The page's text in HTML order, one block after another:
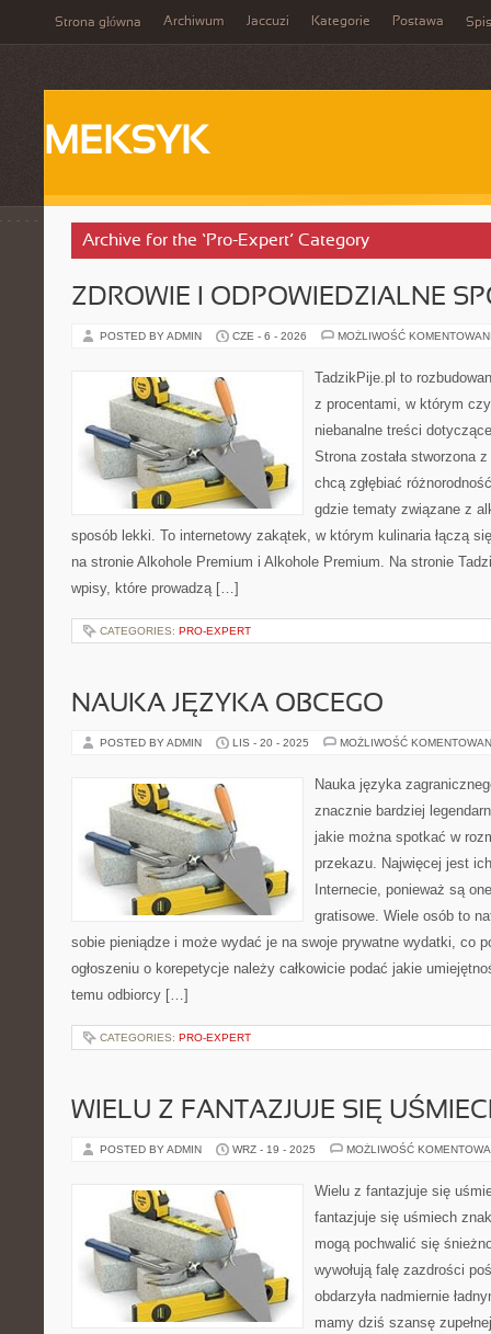
Strona główna Archiwum Jaccuzi Kategorie Postawa
MEKSYK
Archive for the ‘Pro-Expert’ Category
ZDROWIE I ODPOWIEDZIALNE
POSTED BY ADMIN CZE - 6 - 2026 MOŻLIWOŚĆ
TadzikPije.pl to
z procentami, w którym
niebanalne treści
Strona została stworzona
chcą zgłębiać
gdzie tematy związane z
sposób lekki. To internetowy zakątek, w którym kulinaria łączą
na stronie Alkohole Premium i Alkohole Premium. Na stronie
wpisy, które prowadzą […]
CATEGORIES: PRO-EXPERT
NAUKA JĘZYKA OBCEGO
POSTED BY ADMIN LIS - 20 - 2025 MOŻLIWOŚĆ
Nauka języka
znacznie bardziej
jakie można spotkać w
przekazu. Najwięcej jest
Internecie, ponieważ są
gratisowe. Wiele osób to
sobie pieniądze i może wydać je na swoje prywatne wydatki, co
ogłoszeniu o korepetycje należy całkowicie podać jakie
temu odbiorcy […]
CATEGORIES: PRO-EXPERT
WIELU Z FANTAZJUJE SIĘ
POSTED BY ADMIN WRZ - 19 - 2025 MOŻLIWOŚĆ
Wielu z fantazjuje się
fantazjuje się uśmiech
mogą pochwalić się
wywołują falę zazdrości
obdarzyła nadmiernie
mamy dziś szansę